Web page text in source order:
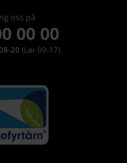
oss på
00 00
20 (Lør 09-17)